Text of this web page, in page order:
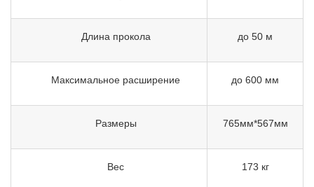
Длина прокола до 50 м
Максимальное расширение до 600 мм
Размеры 765мм*567мм
Вес 173 кг